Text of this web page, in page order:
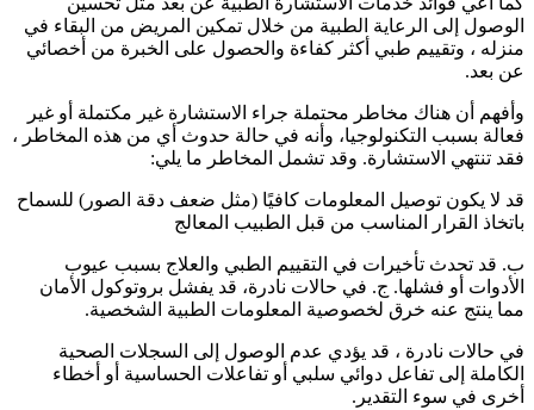
الوصول إلى الرعاية الطبية من خلال تمكين المريض من البقاء في
منزله ، وتقييم طبي أكثر كفاءة والحصول على الخبرة من أخصائي
عن بعد.
وأفهم أن هناك مخاطر محتملة جراء الاستشارة غير مكتملة أو غير
فعالة بسبب التكنولوجيا، وأنه في حالة حدوث أي من هذه المخاطر ،
فقد تنتهي الاستشارة. وقد تشمل المخاطر ما يلي:
قد لا يكون توصيل المعلومات كافيًا (مثل ضعف دقة الصور) للسماح
باتخاذ القرار المناسب من قبل الطبيب المعالج
ب. قد تحدث تأخيرات في التقييم الطبي والعلاج بسبب عيوب
الأدوات أو فشلها. ج. في حالات نادرة، قد يفشل بروتوكول الأمان
مما ينتج عنه خرق لخصوصية المعلومات الطبية الشخصية.
في حالات نادرة ، قد يؤدي عدم الوصول إلى السجلات الصحية
الكاملة إلى تفاعل دوائي سلبي أو تفاعلات الحساسية أو أخطاء
أخرى في سوء التقدير.